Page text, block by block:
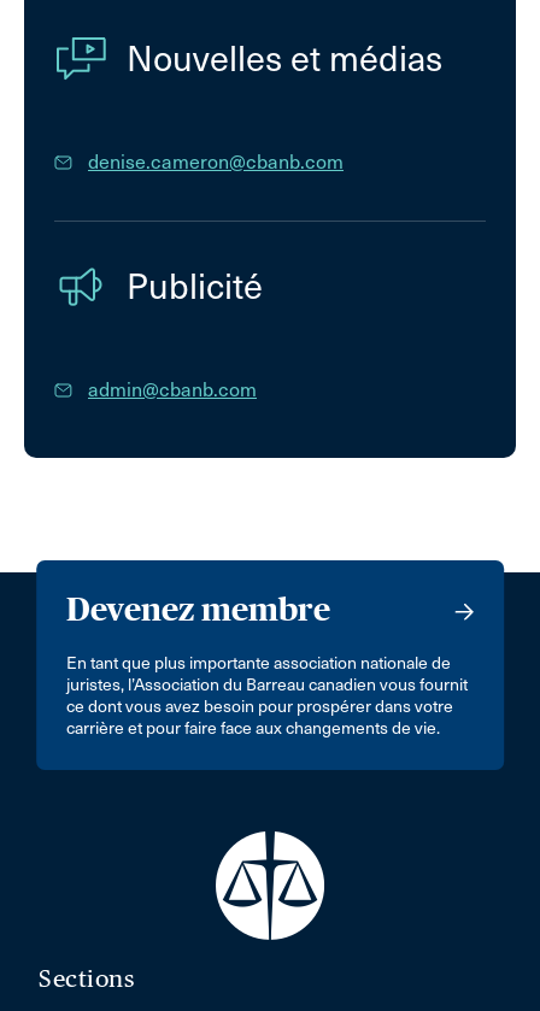
Nouvelles et médias
denise.cameron@cbanb.com
Publicité
admin@cbanb.com
Devenez membre
En tant que plus importante association nationale de
juristes, l’Association du Barreau canadien vous fournit
ce dont vous avez besoin pour prospérer dans votre
carrière et pour faire face aux changements de vie.
Sections